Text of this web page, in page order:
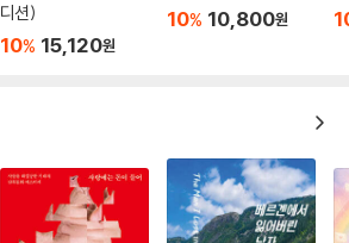
디션)
10% 15,120원
10% 10,800원